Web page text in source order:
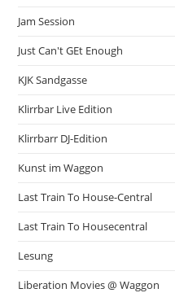
Jam Session
Just Can't GEt Enough
KJK Sandgasse
Klirrbar Live Edition
Klirrbarr DJ-Edition
Kunst im Waggon
Last Train To House-Central
Last Train To Housecentral
Lesung
Liberation Movies @ Waggon